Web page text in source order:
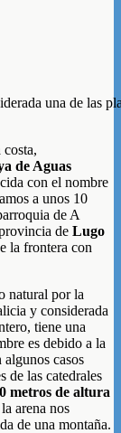
una de las
de Aguas
con el nombre
a unos 10
de A
de Lugo
la frontera con
natural por la
y considerada
tiene una
es debido a la
algunos casos
de las catedrales
metros de altura
arena nos
de una montaña.